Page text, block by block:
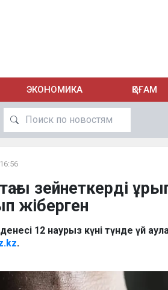
ЭКОНОМИКА ҚОҒАМ
зейнеткерді
жіберген
12 наурыз күні түнде үй
.